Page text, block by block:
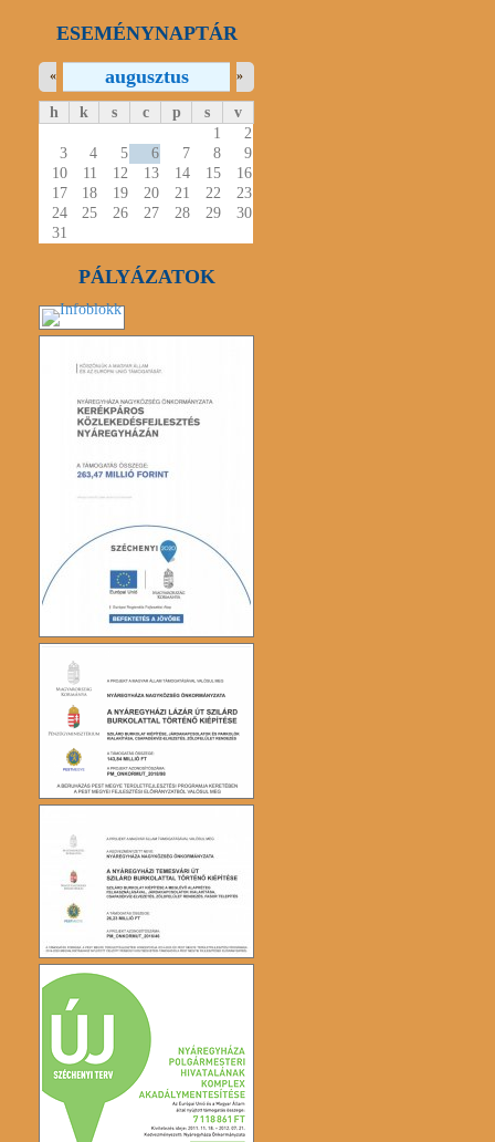
ESEMÉNYNAPTÁR
augusztus
« »
h k s c p s
v
1
2
3
4 5 6 7 8
9
10
11 12 13 14 15
16
17
18 19 20 21 22
23
24
25 26 27 28 29
30
31
PÁLYÁZATOK